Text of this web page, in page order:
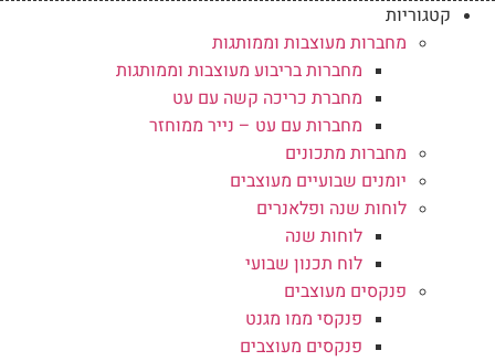
קטגוריות
מחברות מעוצבות וממותגות
מחברות בריבוע מעוצבות וממותגות
מחברת כריכה קשה עם עט
מחברות עם עט – נייר ממוחזר
מחברות מתכונים
יומנים שבועיים מעוצבים
לוחות שנה ופלאנרים
לוחות שנה
לוח תכנון שבועי
פנקסים מעוצבים
פנקסי ממו מגנט
פנקסים מעוצבים